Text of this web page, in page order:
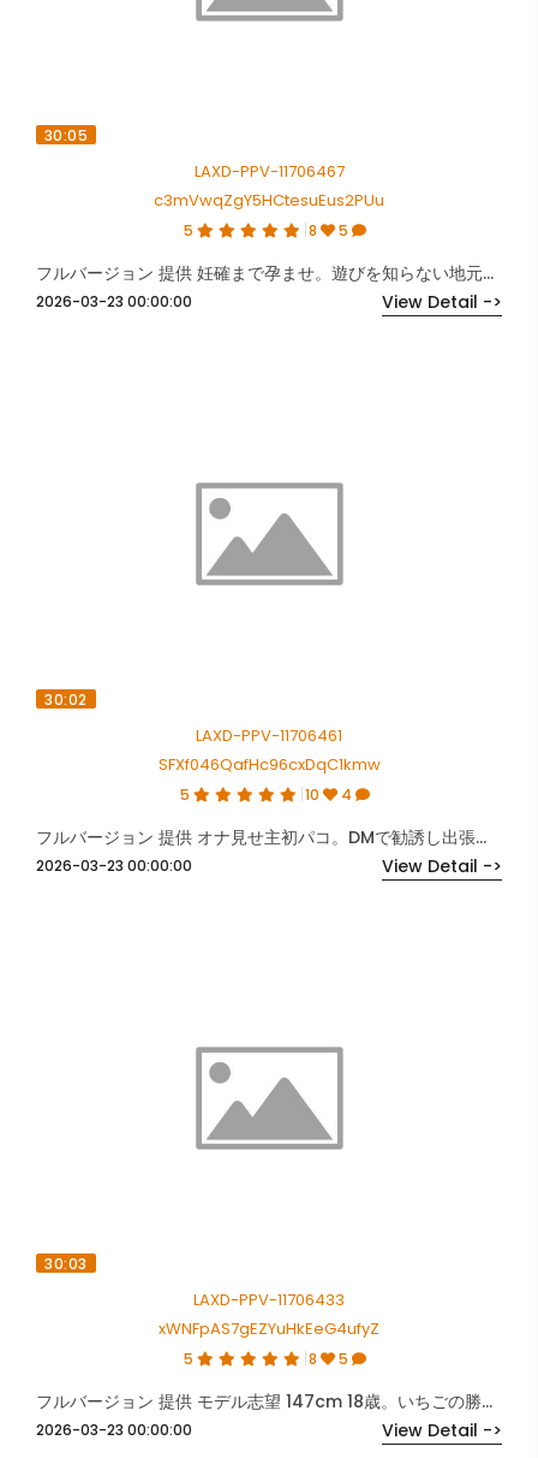
30:05
LAXD-PPV-11706467
c3mVwqZgY5HCtesuEus2PUu
5 8 5
2026-03-23 00:00:00
フルバージョン 提供 妊確まで孕ませ。遊びを知らない地元なじみを。
View Detail ->
30:02
LAXD-PPV-11706461
SFXf046QafHc96cxDqC1kmw
5 10 4
2026-03-23 00:00:00
フルバージョン 提供 オナ見せ主初パコ。DMで勧誘し出張種付け。
View Detail ->
30:03
LAXD-PPV-11706433
xWNFpAS7gEZYuHkEeG4ufyZ
5 8 5
2026-03-23 00:00:00
フルバージョン 提供 モデル志望 147cm 18歳。いちごの勝負下着で中出し媚び。
View Detail ->